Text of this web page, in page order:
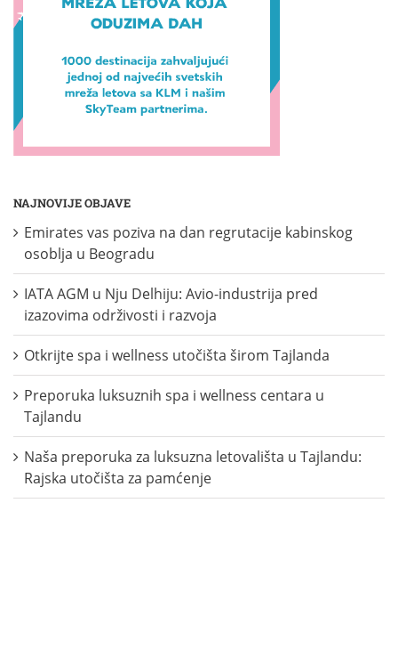
NAJNOVIJE OBJAVE
Emirates vas poziva na dan regrutacije kabinskog
osoblja u Beogradu
IATA AGM u Nju Delhiju: Avio-industrija pred
izazovima održivosti i razvoja
Otkrijte spa i wellness utočišta širom Tajlanda
Preporuka luksuznih spa i wellness centara u
Tajlandu
Naša preporuka za luksuzna letovališta u Tajlandu:
Rajska utočišta za pamćenje